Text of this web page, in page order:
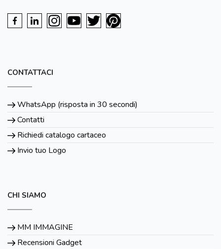
CONTATTACI
WhatsApp (risposta in 30 secondi)
Contatti
Richiedi catalogo cartaceo
Invio tuo Logo
CHI SIAMO
MM IMMAGINE
Recensioni Gadget